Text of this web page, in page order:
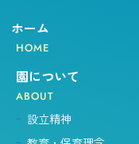
ホーム
HOME
園について
ABOUT
設立精神